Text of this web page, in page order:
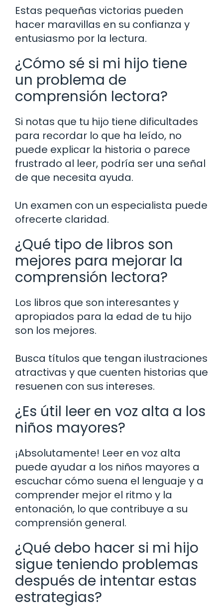
Estas pequeñas victorias pueden
hacer maravillas en su confianza y
entusiasmo por la lectura.
¿Cómo sé si mi hijo tiene
un problema de
comprensión lectora?
Si notas que tu hijo tiene dificultades
para recordar lo que ha leído, no
puede explicar la historia o parece
frustrado al leer, podría ser una señal
de que necesita ayuda.
Un examen con un especialista puede
ofrecerte claridad.
¿Qué tipo de libros son
mejores para mejorar la
comprensión lectora?
Los libros que son interesantes y
apropiados para la edad de tu hijo
son los mejores.
Busca títulos que tengan ilustraciones
atractivas y que cuenten historias que
resuenen con sus intereses.
¿Es útil leer en voz alta a los
niños mayores?
¡Absolutamente! Leer en voz alta
puede ayudar a los niños mayores a
escuchar cómo suena el lenguaje y a
comprender mejor el ritmo y la
entonación, lo que contribuye a su
comprensión general.
¿Qué debo hacer si mi hijo
sigue teniendo problemas
después de intentar estas
estrategias?